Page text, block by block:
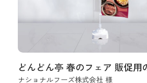
どんどん亭 春のフェア 販促用
ナショナルフーズ株式会社 様